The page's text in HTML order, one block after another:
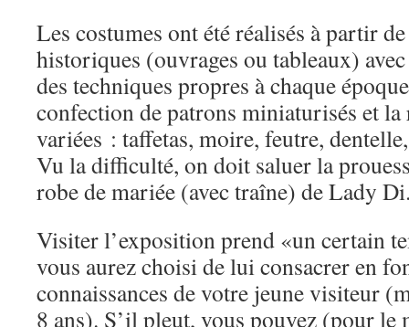
Les costumes ont été réalisés à partir
historiques (ouvrages ou tableaux)
des techniques propres à chaque
confection de patrons miniaturisés et la
variées : taffetas, moire, feutre,
Vu la difficulté, on doit saluer la
robe de mariée (avec traîne) de Lady
Visiter l’exposition prend «un certain
vous aurez choisi de lui consacrer en
connaissances de votre jeune visiteur
8 ans). S’il pleut, vous pouvez (pour